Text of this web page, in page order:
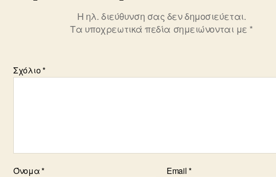
Η ηλ. διεύθυνση σας δεν δημοσιεύεται.
Τα υποχρεωτικά πεδία σημειώνονται με *
Σχόλιο*
Όνομα* Email*